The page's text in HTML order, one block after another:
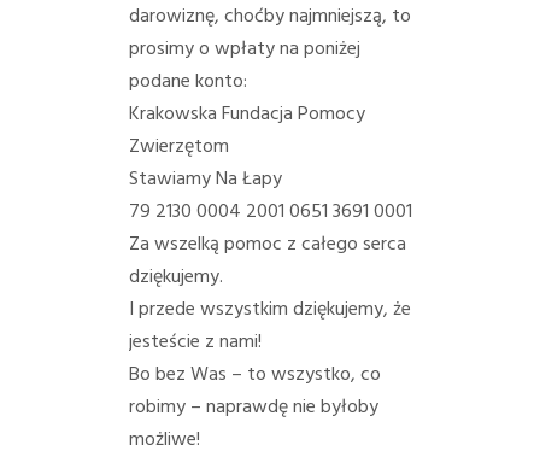
darowiznę, choćby najmniejszą, to
prosimy o wpłaty na poniżej
podane konto:
Krakowska Fundacja Pomocy
Zwierzętom
Stawiamy Na Łapy
79 2130 0004 2001 0651 3691 0001
Za wszelką pomoc z całego serca
dziękujemy.
I przede wszystkim dziękujemy, że
jesteście z nami!
Bo bez Was – to wszystko, co
robimy – naprawdę nie byłoby
możliwe!